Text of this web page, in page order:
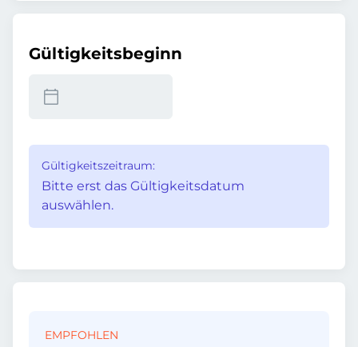
Gültigkeitsbeginn
Gültigkeitszeitraum:
Bitte erst das Gültigkeitsdatum
auswählen.
EMPFOHLEN